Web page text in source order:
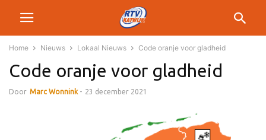
Home Nieuws Lokaal Nieuws Code oranje voor gladheid
Code oranje voor gladheid
Door Marc Wonnink - 23 december 2021